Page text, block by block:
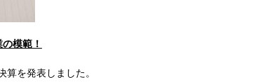
模範！
を発表しました。